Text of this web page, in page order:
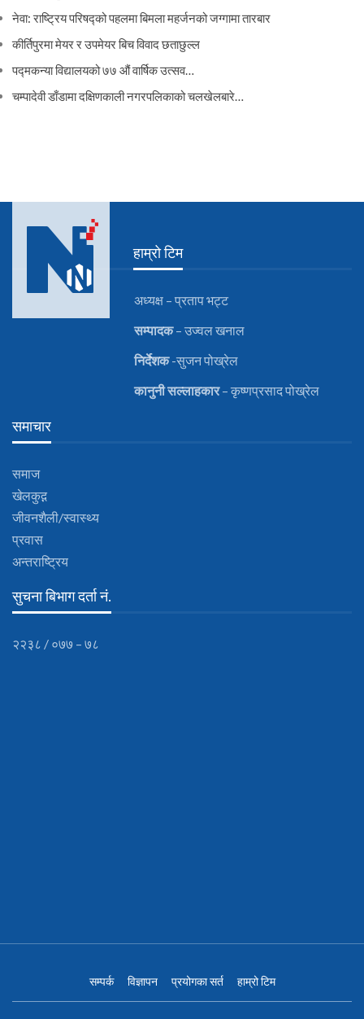
नेवा: राष्ट्रिय परिषद्को पहलमा बिमला महर्जनको जग्गामा तारबार
कीर्तिपुरमा मेयर र उपमेयर बिच विवाद छताछुल्ल
पद्मकन्या विद्यालयको ७७ औं ‌‌वार्षिक ‌उत्सव…
चम्पादेवी डाँडामा दक्षिणकाली नगरपलिकाको चलखेलबारे…
हाम्रो टिम
अध्यक्ष – प्रताप भट्ट
सम्पादक– उज्वल खनाल
निर्देशक-सुजन पोख्रेल
कानुनीसल्लाहकार– कृष्णप्रसाद पोख्रेल
समाचार
समाज
खेलकुद़़
जीवनशैली/स्वास्थ्य
प्रवास
अन्तराष्ट्रिय
सुचना बिभाग दर्ता नं.
२२३८ / ०७७ – ७८
सम्पर्क विज्ञापन प्रयोगका सर्त हाम्रो टिम